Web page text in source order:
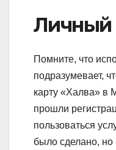
Личный
Помните, что
подразумевает,
карту «Халва»
прошли
пользоваться
было сделано,